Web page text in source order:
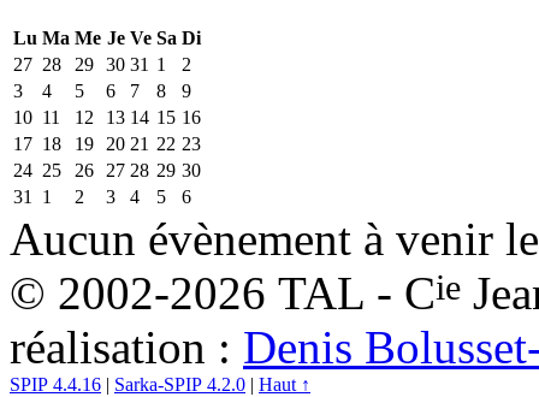
Lu Ma Me Je Ve Sa Di
27 28 29 30 31 1
2
3
4 5 6 7 8
9
10 11 12 13 14 15 16
17 18 19 20 21 22 23
24 25 26 27 28 29 30
31
1 2 3 4 5 6
Aucun évènement à venir
© 2002-2026 TAL - Cie
réalisation : Denis
SPIP 4.4.16 | Sarka-SPIP 4.2.0 | Haut ↑